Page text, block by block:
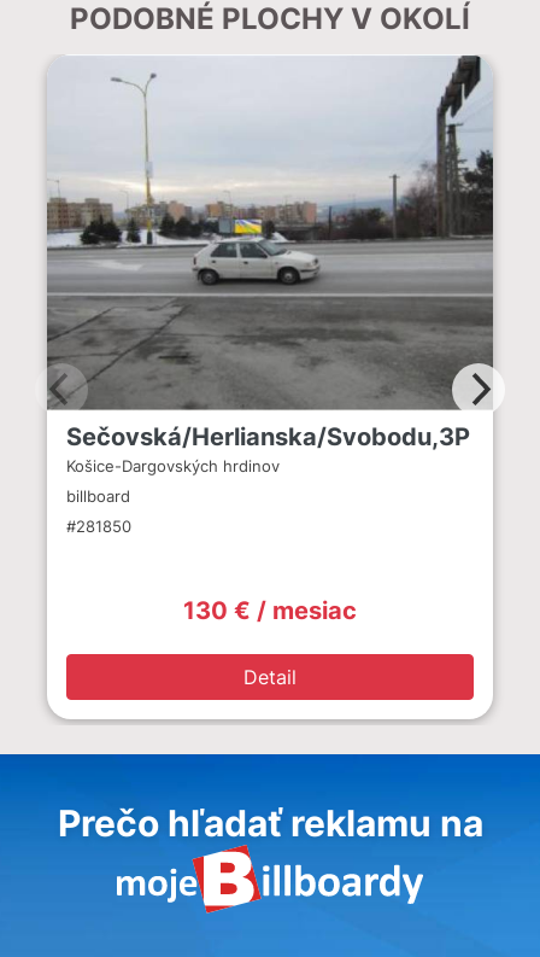
PODOBNÉ PLOCHY V OKOLÍ
Sečovská/Herlianska/Svobodu,3P
Košice-Dargovských hrdinov
billboard
#281850
130 € / mesiac
Detail
Prečo hľadať reklamu na